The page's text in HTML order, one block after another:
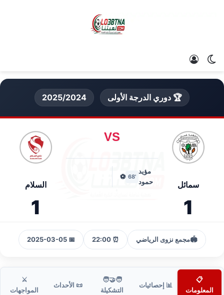
الوضع المظلم
🏆 دوري الدرجة الأولى 2025/2024
سمائل
1
VS
مؤيد
حمود
'68
⚽
السلام
1
🏟️مجمع نزوى الرياضي ⏰ 22:00
📅 2025-03-05
📋
المعلومات
📊 إحصائيات
🧑‍🤝‍🧑
التشكيلة
📜 الأحداث
⚔️
المواجهات